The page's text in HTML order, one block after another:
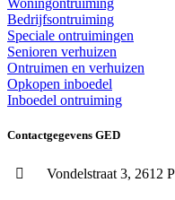
Woningontruiming
Bedrijfsontruiming
Speciale ontruimingen
Senioren verhuizen
Ontruimen en verhuizen
Opkopen inboedel
Inboedel ontruiming
Contactgegevens GED
Vondelstraat 3, 2612